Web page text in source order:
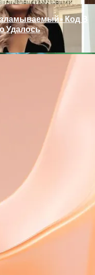
Какой Цвет
В 2026 Году По
Код В
Удалось
Жизни Скоро